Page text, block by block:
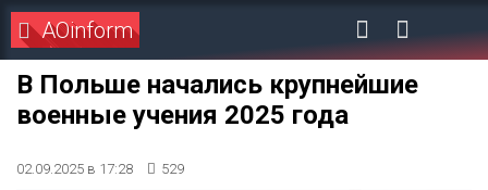
AOinform
В Польше начались крупнейшие
военные учения 2025 года
02.09.2025 в 17:28 529